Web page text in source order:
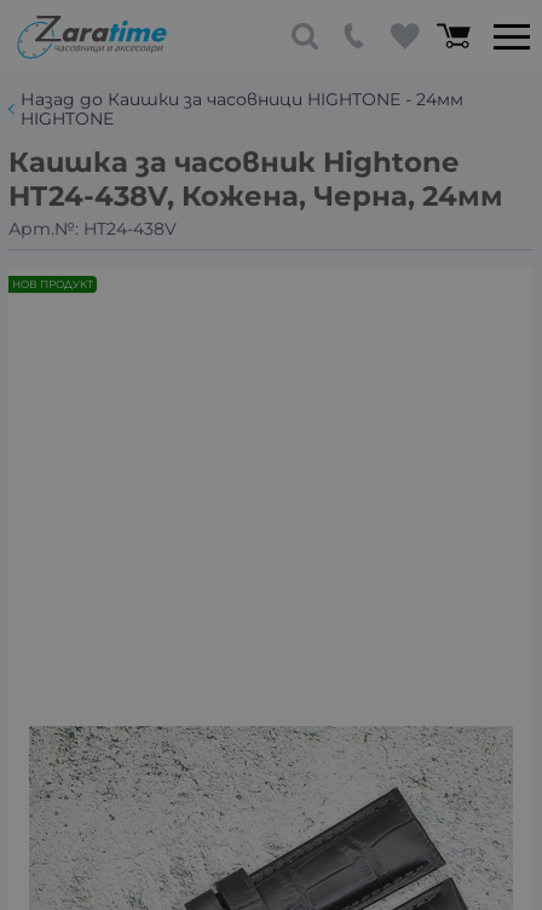
Назад до Каишки за часовници HIGHTONE - 24мм
HIGHTONE
Каишка за часовник Hightone
HT24-438V, Кожена, Черна, 24мм
Арт.№: HT24-438V
НОВ ПРОДУКТ